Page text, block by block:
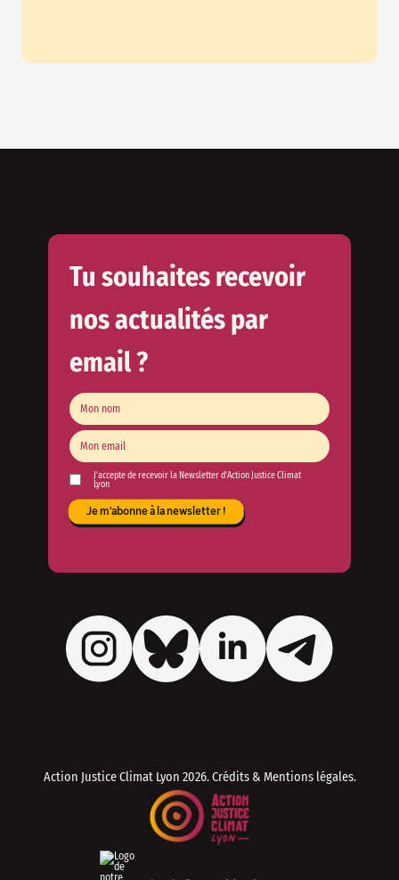
Tu souhaites recevoir
nos actualités par
email ?
J'accepte de recevoir la Newsletter d'Action Justice Climat
Lyon
Action Justice Climat Lyon 2026. Crédits & Mentions légales.